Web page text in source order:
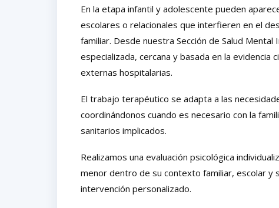
En la etapa infantil y adolescente pueden
escolares o relacionales que interfieren en el
familiar. Desde nuestra Sección de Salud
especializada, cercana y basada en la
externas hospitalarias.
El trabajo terapéutico se adapta a las
coordinándonos cuando es necesario con la
sanitarios implicados.
Realizamos una evaluación psicológica
menor dentro de su contexto familiar, escolar y
intervención personalizado.